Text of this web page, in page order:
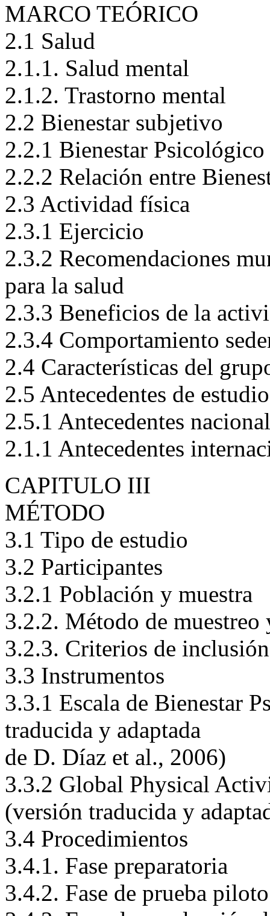
CAPITULO II
MARCO TEÓRICO
2.1 Salud
2.1.1. Salud mental
2.1.2. Trastorno mental
2.2 Bienestar subjetivo
2.2.1 Bienestar Psicológico
2.2.2 Relación entre
2.3 Actividad física
2.3.1 Ejercicio
2.3.2 Recomendaciones
para la salud
2.3.3 Beneficios de la
2.3.4 Comportamiento
2.4 Características del
2.5 Antecedentes de
2.5.1 Antecedentes
2.1.1 Antecedentes
CAPITULO III
MÉTODO
3.1 Tipo de estudio
3.2 Participantes
3.2.1 Población y muestra
3.2.2. Método de muestreo
3.2.3. Criterios de
3.3 Instrumentos
3.3.1 Escala de Bienestar
traducida y adaptada
de D. Díaz et al., 2006)
3.3.2 Global Physical
(versión traducida y
3.4 Procedimientos
3.4.1. Fase preparatoria